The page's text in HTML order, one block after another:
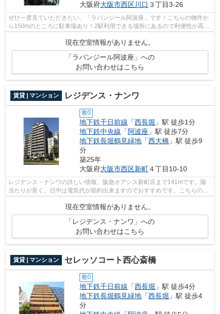
大阪府大阪市西区川口 ３丁目3-26
ぜひ一度見ていただきたい、「ラパンジール阿波座」です！こちらの物件か
ら150mのところに駐車場あり！2駅利用できる場所にあるので利便性が高い
現在空室情報がありません。
「ラパンジール阿波座」への
お問い合わせはこちら
賃貸 | マンション レジデンス・ナンワ
敷0
地下鉄千日前線 「西長堀 」駅 徒歩1分
地下鉄中央線 「 阿波座 」駅 徒歩7分
地下鉄長堀鶴見緑地 「西大橋 」駅 徒歩9
分
築25年
大阪府大阪市西区新町４丁目10-10
レジデンス・ナンワの詳しい情報。阪急オアシス新町店まで141mです。陽
当たりが良く、日中は電気代が節約出来ますのでおすすめです。こちらの物
現在空室情報がありません。
「レジデンス・ナンワ」への
お問い合わせはこちら
賃貸 | マンション セレッソコート西心斎橋
敷0
地下鉄千日前線 「西長堀 」駅 徒歩4分
地下鉄長堀鶴見緑地 「西長堀 」駅 徒歩4
分